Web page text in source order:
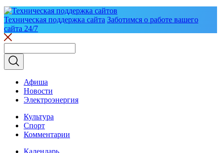
Техническая поддержка сайта Заботимся о работе вашего
сайта 24/7
Афиша
Новости
Электроэнергия
Культура
Спорт
Комментарии